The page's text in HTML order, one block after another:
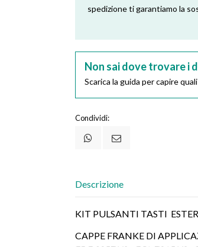
spedizione ti garantiamo la
Non sai dove trovare i
Scarica la guida per capire
Condividi:
Descrizione
KIT PULSANTI TASTI
CAPPE FRANKE DI